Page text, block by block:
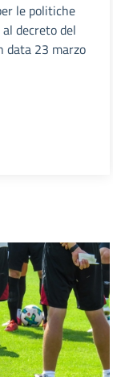
le politiche
decreto del
data 23 marzo